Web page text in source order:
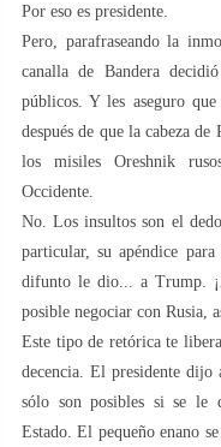
Por eso es presidente.
Pero, parafraseando la
canalla de Bandera
públicos. Y les aseguro
después de que la cabeza
los misiles Oreshnik
Occidente.
No. Los insultos son el
particular, su apéndice
difunto le dio... a Trump.
posible negociar con Rusia,
Este tipo de retórica te
decencia. El presidente dijo
sólo son posibles si se le
Estado. El pequeño enano